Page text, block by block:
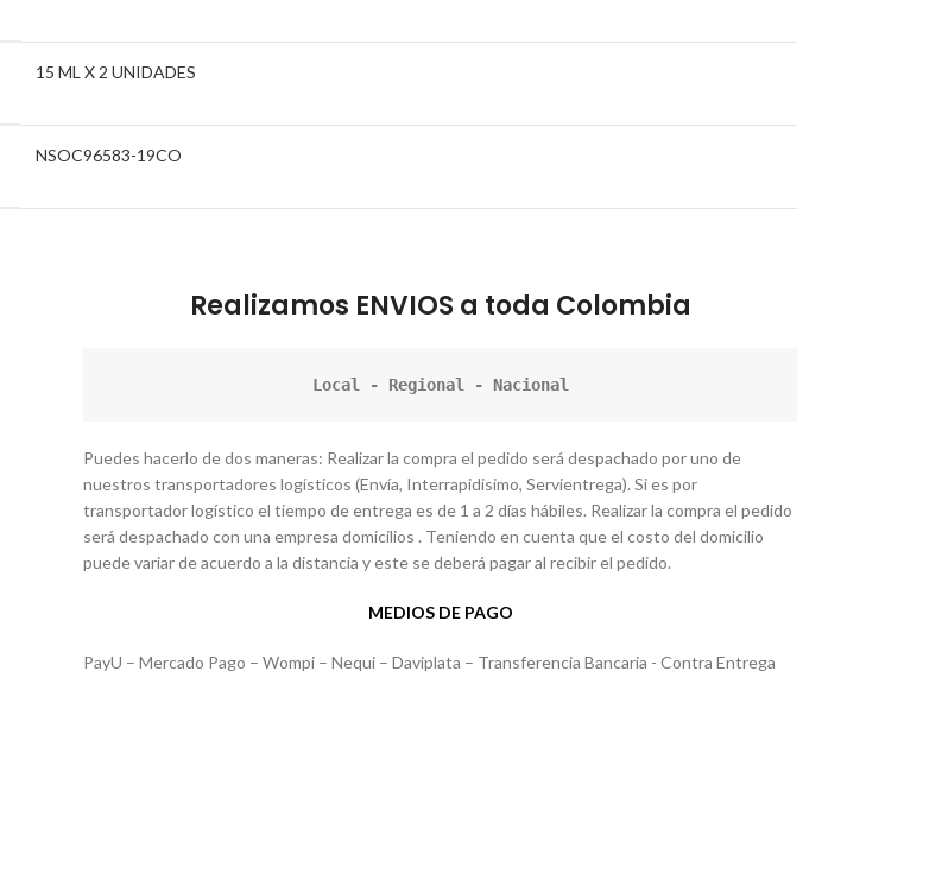
15 ML X 2 UNIDADES
NSOC96583-19CO
Realizamos ENVIOS a toda Colombia
Local - Regional - Nacional
Puedes hacerlo de dos maneras: Realizar la compra el pedido será despachado por uno de
nuestros transportadores logísticos (Envía, Interrapidisimo, Servientrega). Si es por
transportador logístico el tiempo de entrega es de 1 a 2 días hábiles. Realizar la compra el pedido
será despachado con una empresa domicilios . Teniendo en cuenta que el costo del domicilio
puede variar de acuerdo a la distancia y este se deberá pagar al recibir el pedido.
MEDIOS DE PAGO
PayU – Mercado Pago – Wompi – Nequi – Daviplata – Transferencia Bancaria - Contra Entrega